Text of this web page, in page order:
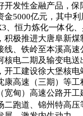
开发性金融产品，
金5000亿元，其中
、恒力炼化一体化
积极推进大唐阜新
线、铁岭至本溪高
核电二期及输变电
开工建设徐大堡核
康高速（三期）等
宽甸）高速公路开
二跑道、锦州特高